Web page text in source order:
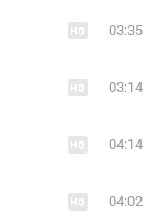
03:35
03:14
04:14
04:02